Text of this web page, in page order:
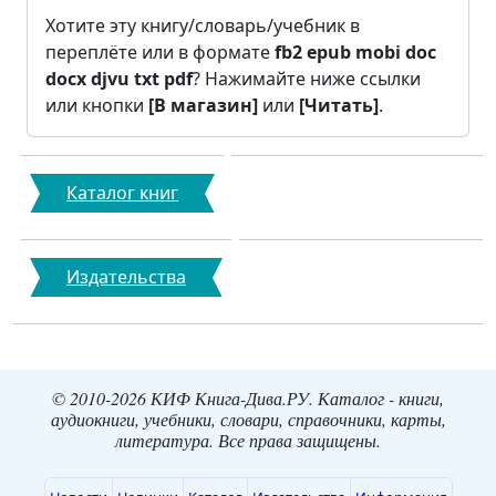
Хотите эту книгу/словарь/учебник в
переплёте или в форматеfb2epub mobi doc
docxdjvu txt pdf? Нажимайте ниже ссылки
или кнопки [В магазин] или [Читать].
Каталог книг
Издательства
© 2010-2026 КИФ Книга-Дива.РУ. Каталог - книги,
аудиокниги, учебники, словари, справочники, карты,
литература. Все права защищены.